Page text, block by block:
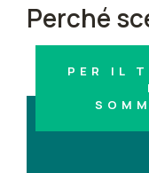
Perché
PER IL